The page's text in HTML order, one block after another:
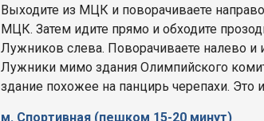
Выходите из МЦК и поворачиваете
МЦК. Затем идите прямо и обходите
Лужников слева. Поворачиваете налево и
Лужники мимо здания Олимпийского
здание похожее на панцирь черепахи. Это
м. Спортивная (пешком 15-20 минут)